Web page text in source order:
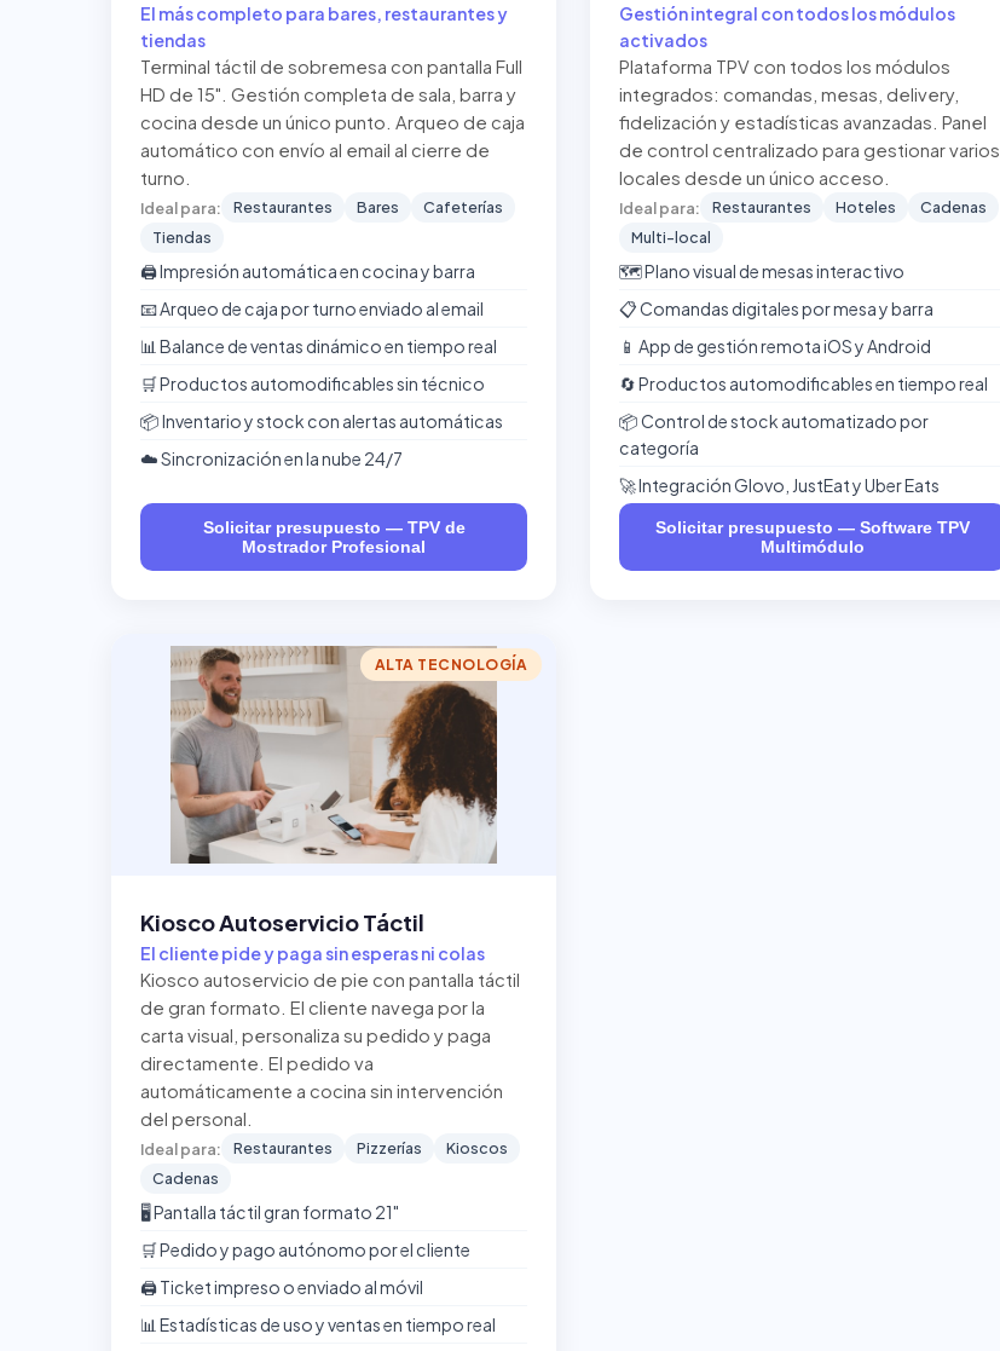
El más completo para bares, restaurantes y
tiendas
Terminal táctil de sobremesa con pantalla Full
HD de 15". Gestión completa de sala, barra y
cocina desde un único punto. Arqueo de caja
automático con envío al email al cierre de
turno.
Ideal para: Restaurantes Bares
Cafeterías
Tiendas
🖨️ Impresión automática en cocina y barra
📧 Arqueo de caja por turno enviado al email
📊 Balance de ventas dinámico en tiempo real
🛒 Productos automodificables sin técnico
📦 Inventario y stock con alertas automáticas
☁️ Sincronización en la nube 24/7
Solicitar presupuesto — TPV de
Mostrador Profesional
Gestión integral con todos los módulos
activados
Plataforma TPV con todos los módulos
integrados: comandas, mesas, delivery,
fidelización y estadísticas avanzadas. Panel
de control centralizado para gestionar varios
locales desde un único acceso.
Ideal para: Restaurantes Hoteles
Cadenas
Multi-local
🗺️ Plano visual de mesas interactivo
📋 Comandas digitales por mesa y barra
📱 App de gestión remota iOS y Android
🔄 Productos automodificables en tiempo real
📦 Control de stock automatizado por
categoría
🚀 Integración Glovo, JustEat y Uber Eats
Solicitar presupuesto — Software TPV
Multimódulo
ALTA TECNOLOGÍA
Kiosco Autoservicio Táctil
El cliente pide y paga sin esperas ni colas
Kiosco autoservicio de pie con pantalla táctil
de gran formato. El cliente navega por la
carta visual, personaliza su pedido y paga
directamente. El pedido va
automáticamente a cocina sin intervención
del personal.
Ideal para: Restaurantes Pizzerías
Kioscos
Cadenas
🖥️ Pantalla táctil gran formato 21"
🛒 Pedido y pago autónomo por el cliente
🖨️ Ticket impreso o enviado al móvil
📊 Estadísticas de uso y ventas en tiempo real